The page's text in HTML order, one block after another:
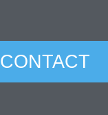
CONTACT